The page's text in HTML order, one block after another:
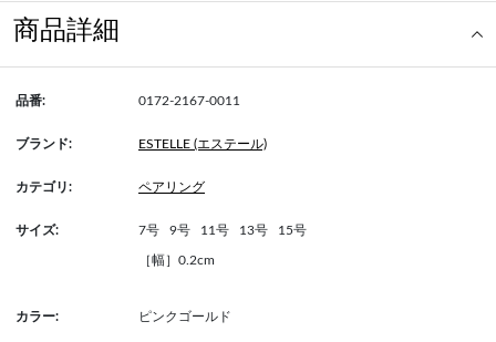
商品詳細
品番: 0172-2167-0011
ブランド: ESTELLE (エステール)
カテゴリ: ペアリング
サイズ: 7号 9号 11号 13号 15号
［幅］0.2cm
カラー: ピンクゴールド